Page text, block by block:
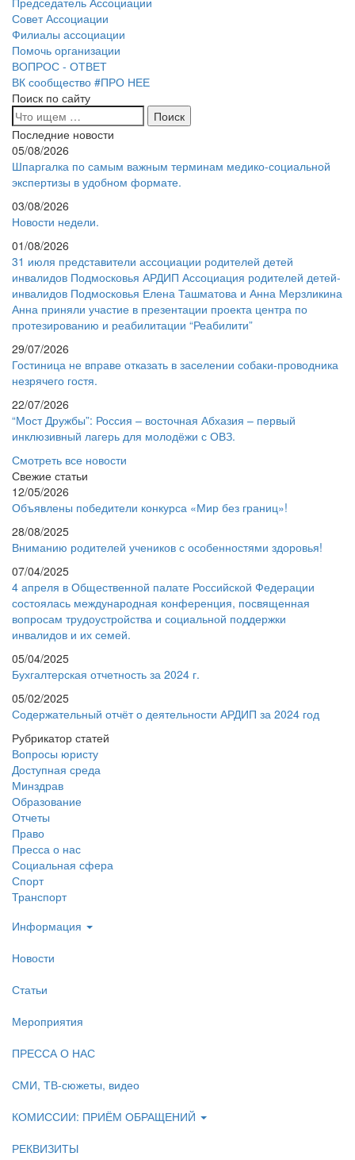
Совет Ассоциации
Филиалы ассоциации
Помочь организации
ВОПРОС - ОТВЕТ
ВК сообщество #ПРО НЕЕ
Поиск по сайту
Последние новости
05/08/2026
Шпаргалка по самым важным терминам медико-социальной
экспертизы в удобном формате.
03/08/2026
Новости недели.
01/08/2026
31 июля представители ассоциации родителей детей
инвалидов Подмосковья АРДИП Ассоциация родителей детей-
инвалидов Подмосковья Елена Ташматова и Анна Мерзликина
Анна приняли участие в презентации проекта центра по
протезированию и реабилитации “Реабилити”
29/07/2026
Гостиница не вправе отказать в заселении собаки-проводника
незрячего гостя.
22/07/2026
“Мост Дружбы”: Россия – восточная Абхазия – первый
инклюзивный лагерь для молодёжи с ОВЗ.
Смотреть все новости
Свежие статьи
12/05/2026
Объявлены победители конкурса «Мир без границ»!
28/08/2025
Вниманию родителей учеников с особенностями здоровья!
07/04/2025
4 апреля в Общественной палате Российской Федерации
состоялась международная конференция, посвященная
вопросам трудоустройства и социальной поддержки
инвалидов и их семей.
05/04/2025
Бухгалтерская отчетность за 2024 г.
05/02/2025
Содержательный отчёт о деятельности АРДИП за 2024 год
Рубрикатор статей
Вопросы юристу
Доступная среда
Минздрав
Образование
Отчеты
Право
Пресса о нас
Социальная сфера
Спорт
Транспорт
Информация
Новости
Статьи
Мероприятия
ПРЕССА О НАС
СМИ, ТВ-сюжеты, видео
КОМИССИИ: ПРИЁМ ОБРАЩЕНИЙ
РЕКВИЗИТЫ